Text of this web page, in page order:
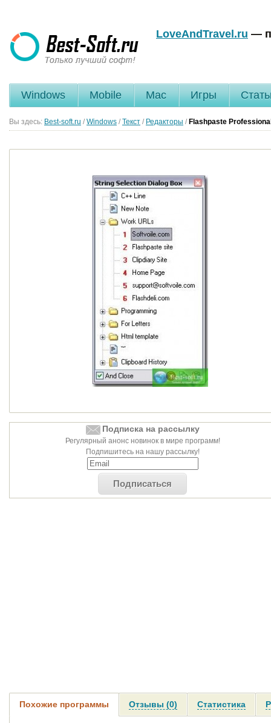
LoveAndTravel.ru —
Windows Mobile Mac Игры
Вы здесь: Best-soft.ru / Windows / Текст / Редакторы / Flashpaste
Подписка на рассылку
Регулярный анонс новинок в мире программ!
Подпишитесь на нашу рассылку!
Подписаться
Похожие программы Отзывы (0) Статистика